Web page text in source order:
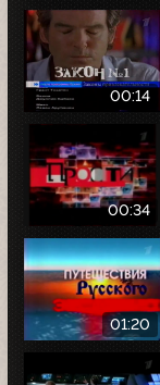
00:14
00:34
01:20